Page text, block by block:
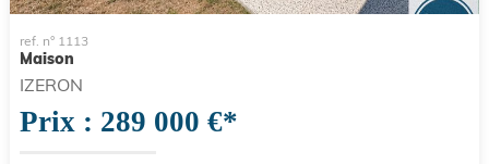
ref. n° 1113
Maison
IZERON
Prix : 289 000 €*